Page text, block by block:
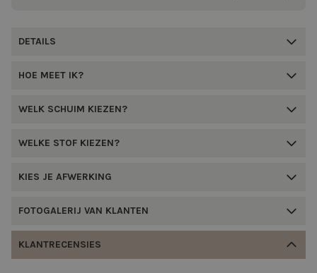
DETAILS
HOE MEET IK?
WELK SCHUIM KIEZEN?
WELKE STOF KIEZEN?
KIES JE AFWERKING
FOTOGALERIJ VAN KLANTEN
KLANTRECENSIES